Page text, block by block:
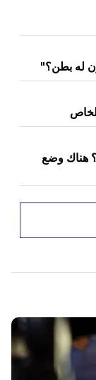
له بطن؟"
هناك وضع
"الناس"